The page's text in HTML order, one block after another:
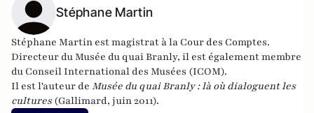
Stéphane Martin
Stéphane Martin est magistrat à la Cour des Comptes.
Directeur du Musée du quai Branly, il est également membre
du Conseil International des Musées (ICOM).
Il est l'auteur de Musée du quai Branly : là où dialoguent les
cultures (Gallimard, juin 2011).